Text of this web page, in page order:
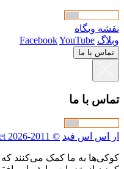
نقشه وبگاه
وبلاگ
FacebookYouTube
تماس با ما
تماس با ما
ار اس اس فید © 2011-2026 indiexpo.net
کوکی‌ها به ما کمک می‌کنند که